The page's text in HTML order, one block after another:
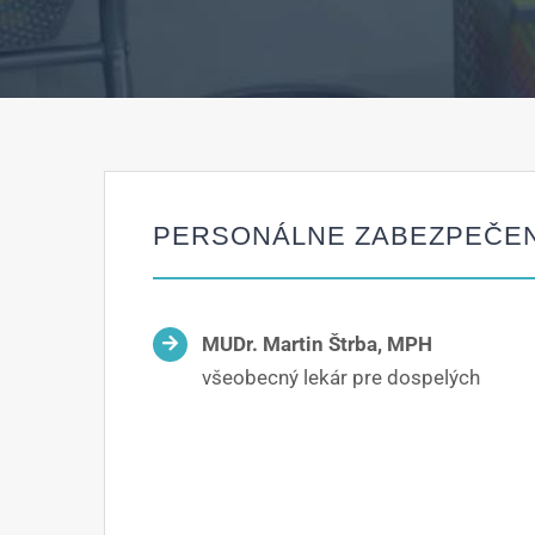
PERSONÁLNE
MUDr. Martin Štrba, MPH
všeobecný lekár pre dospelých